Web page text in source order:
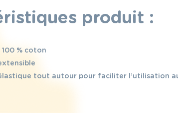
produit :
% coton
tout autour pour faciliter l’utilisation